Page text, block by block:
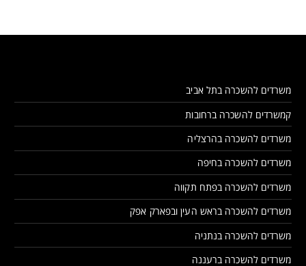
משרדים להשכרה בתל אביב
קמשרדים להשכרה ברחובות
משרדים להשכרה בהרצליה
משרדים להשכרה בחיפה
משרדים להשכרה בפתח תקווה
משרדים להשכרה בראש העין ובפארק אפק
משרדים להשכרה בנתניה
משרדים להשכרה ברעננה